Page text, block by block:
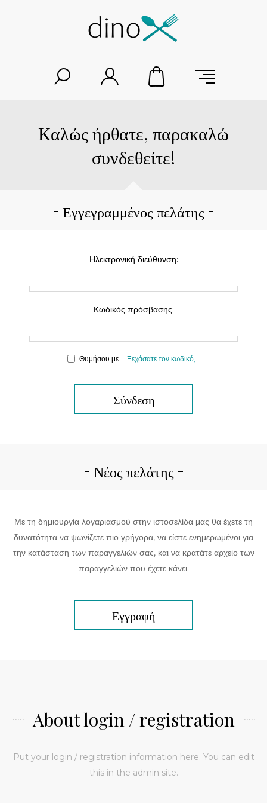
Καλώς ήρθατε, παρακαλώ
συνδεθείτε!
Εγγεγραμμένος πελάτης
Ηλεκτρονική διεύθυνση:
Κωδικός πρόσβασης:
Θυμήσου με Ξεχάσατε τον κωδικό;
Σύνδεση
Νέος πελάτης
Με τη δημιουργία λογαριασμού στην ιστοσελίδα μας θα έχετε τη
δυνατότητα να ψωνίζετε πιο γρήγορα, να είστε ενημερωμένοι για
την κατάσταση των παραγγελιών σας, και να κρατάτε αρχείο των
παραγγελιών που έχετε κάνει.
Εγγραφή
About login / registration
Put your login / registration information here. You can edit
this in the admin site.